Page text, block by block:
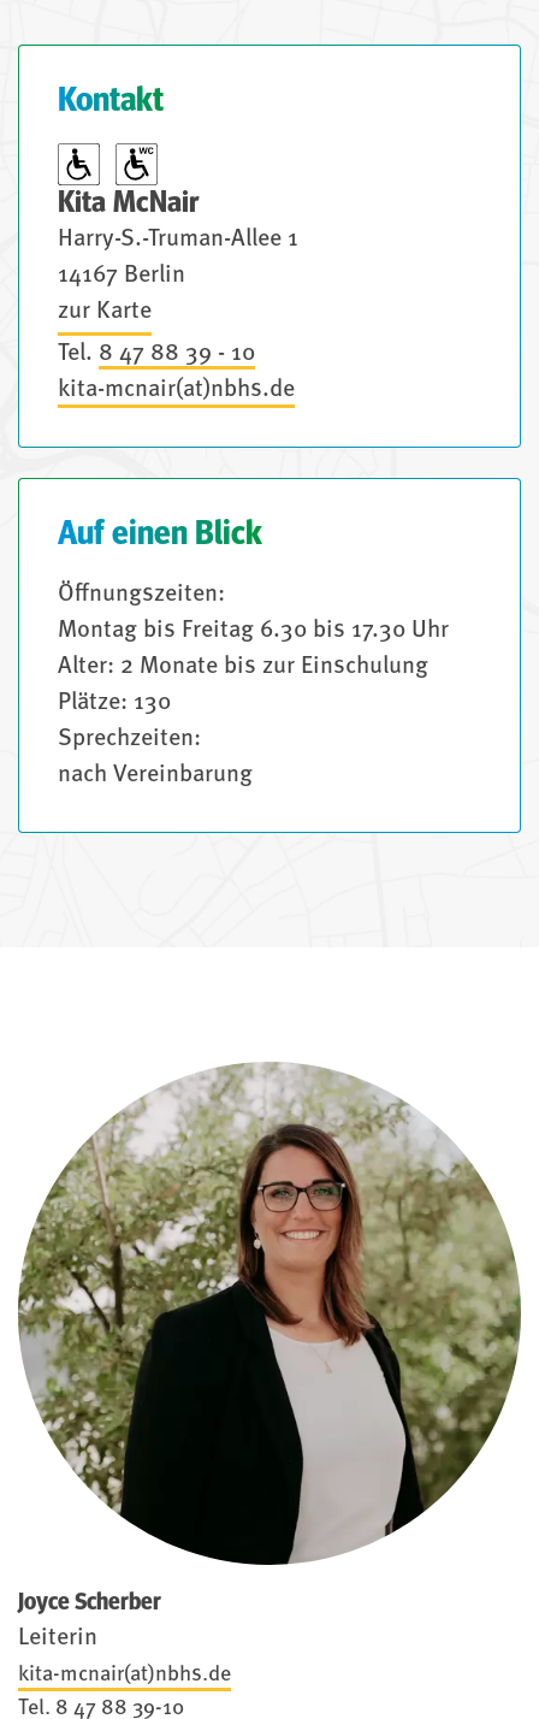
Kontakt
Kita McNair
Harry-S.-Truman-Allee 1
14167 Berlin
zur Karte
Tel. 8 47 88 39 - 10
kita-mcnair(at)nbhs.de
Auf einen Blick
Öffnungszeiten:
Montag bis Freitag 6.30 bis 17.30 Uhr
Alter: 2 Monate bis zur Einschulung
Plätze: 130
Sprechzeiten:
nach Vereinbarung
Joyce Scherber
Leiterin
kita-mcnair(at)nbhs.de
Tel. 8 47 88 39-10